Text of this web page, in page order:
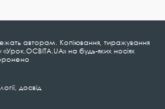
авторам. Копіювання, тиражування
на будь-яких носіях
досвід